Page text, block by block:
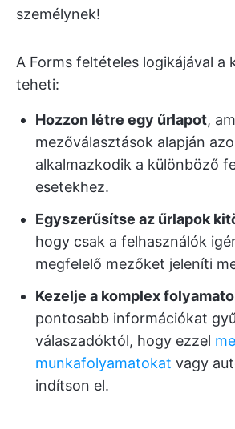
személynek!
A Forms feltételes logikájával a
teheti:
Hozzon létre egy űrlapot,
mezőválasztások alapján
alkalmazkodik a különböző
esetekhez.
Egyszerűsítse az űrlapok
hogy csak a felhasználók
megfelelő mezőket jeleníti
Kezelje a komplex
pontosabb információkat
válaszadóktól, hogy ezzel
munkafolyamatokat vagy
indítson el.